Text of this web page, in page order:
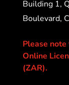
Building 1,
Boulevard,
Please
Online
(ZAR).